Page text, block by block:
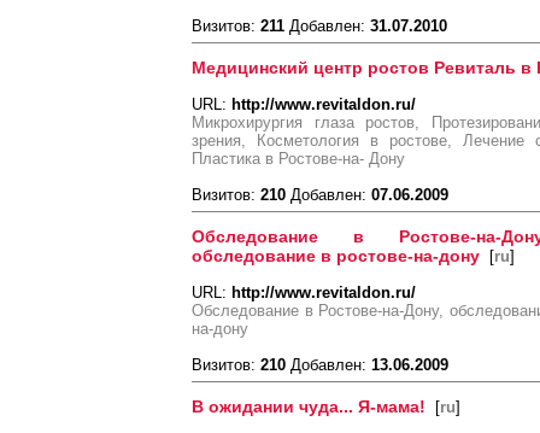
Визитов: 211 Добавлен: 31.07.2010
Медицинский центр ростов Ревиталь в
URL: http://www.revitaldon.ru/
Микрохирургия глаза ростов,
зрения, Косметология в ростове, Лечение
Пластика в Ростове-на- Дону
Визитов: 210 Добавлен: 07.06.2009
Обследование в Ростове-на-
обследование в ростове-на-дону [ru]
URL: http://www.revitaldon.ru/
Обследование в Ростове-на-Дону,
на-дону
Визитов: 210 Добавлен: 13.06.2009
В ожидании чуда... Я-мама! [ru]